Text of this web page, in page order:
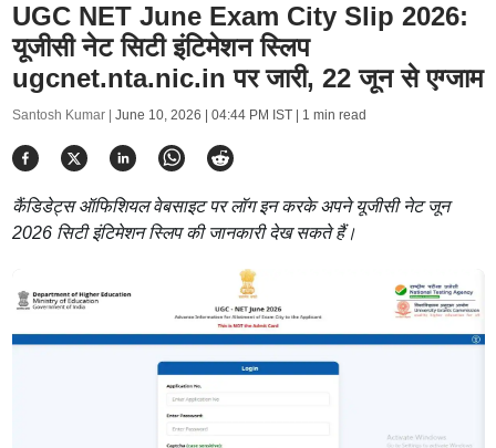
UGC NET June Exam City Slip 2026:
यूजीसी नेट सिटी इंटिमेशन स्लिप
ugcnet.nta.nic.in पर जारी, 22 जून से एग्जाम
Santosh Kumar | June 10, 2026 | 04:44 PM IST| 1 min read
कैंडिडेट्स ऑफिशियल वेबसाइट पर लॉग इन करके अपने यूजीसी नेट जून
2026 सिटी इंटिमेशन स्लिप की जानकारी देख सकते हैं।